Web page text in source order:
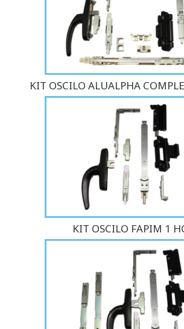
KIT OSCILO ALUALPHA
KIT OSCILO FAPIM 1